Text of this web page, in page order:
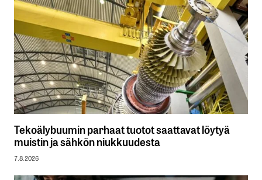
Tekoälybuumin parhaat tuotot saattavat löytyä
muistin ja sähkön niukkuudesta
7.8.2026